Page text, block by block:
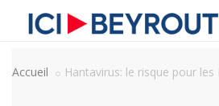
Accueil Hantavirus: le risque pour les